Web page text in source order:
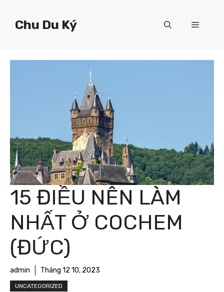
Chu Du Ký Menu
15 ĐIỀU NÊN LÀM
NHẤT Ở COCHEM
(ĐỨC)
admin Tháng 12 10, 2023
UNCATEGORIZED